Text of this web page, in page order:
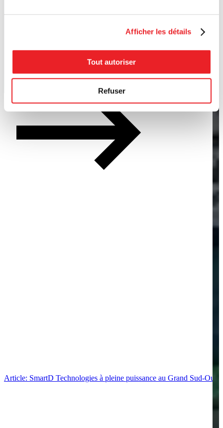
Afficher les détails
Tout autoriser
Refuser
Article: SmartD Technologies à pleine puissance au Grand Sud-Ouest